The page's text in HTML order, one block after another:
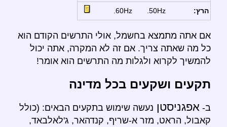
הרץ: 50Hz.
60Hz.
אם אתה מתמצא בחשמל, אולי התרשים הקודם הוא
כל מה שאתה צריך. אם זה לא המקרה, אתה יכול
להמשיך לקרוא ולגלות מה התרשים הוא אומר!
תקעים ושקעים בכל מדינה
ב- אפגניסטן נעשה שימוש בתקעים הבאים: (כולל
קאבול, הראט, מזר א-שריף, קנדהאר, ג'לאלבאד,